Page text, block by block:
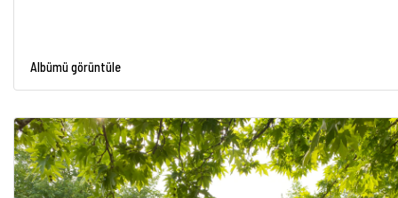
Albümü görüntüle